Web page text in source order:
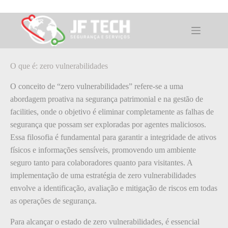
para
conteúdoO que é: zero vulnerabilidades
O que é: zero vulnerabilidades
O conceito de “zero vulnerabilidades” refere-se a uma
abordagem proativa na segurança patrimonial e na gestão de
facilities, onde o objetivo é eliminar completamente as falhas de
segurança que possam ser exploradas por agentes maliciosos.
Essa filosofia é fundamental para garantir a integridade de ativos
físicos e informações sensíveis, promovendo um ambiente
seguro tanto para colaboradores quanto para visitantes. A
implementação de uma estratégia de zero vulnerabilidades
envolve a identificação, avaliação e mitigação de riscos em todas
as operações de segurança.
Para alcançar o estado de zero vulnerabilidades, é essencial